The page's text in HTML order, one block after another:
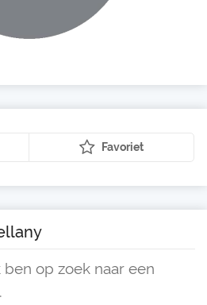
Favoriet
op zoek naar een